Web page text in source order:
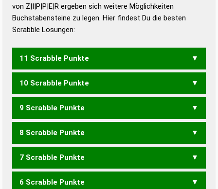
Duden – Die deutsche Grammatik
Duden – Deutsches
von Z|I|P|P|E|R ergeben sich weitere Möglichkeiten
Buchstabensteine zu legen. Hier findest Du die besten
Scrabble Lösungen:
11 Scrabble Punkte
RIPPE
10 Scrabble Punkte
PIEP PIPE RIPP ZIRPE
9 Scrabble Punkte
PEP PIZE ZIEP ZIRP
8 Scrabble Punkte
PIZ
7 Scrabble Punkte
PERI PIER PREI
6 Scrabble Punkte